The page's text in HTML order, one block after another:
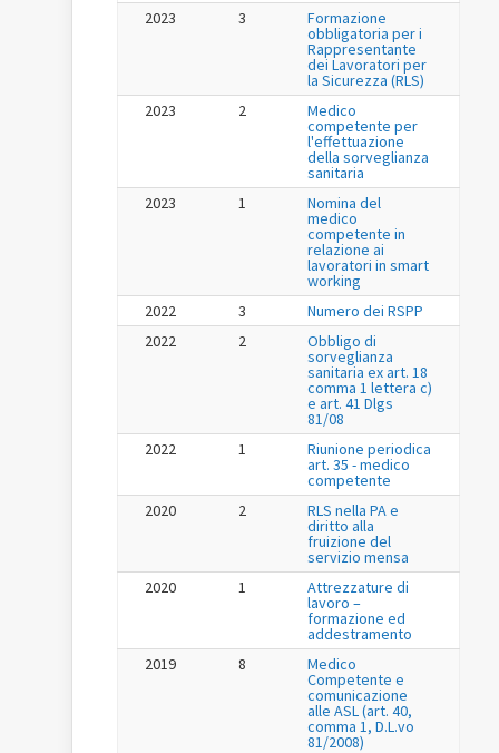
2023 3 Formazione
obbligatoria per i
Rappresentante
dei Lavoratori per
la Sicurezza (RLS)
2023
2 Medico
competente per
l'effettuazione
della sorveglianza
sanitaria
2023
1 Nomina del
medico
competente in
relazione ai
lavoratori in smart
working
2022
3
Numero dei RSPP
2022
2 Obbligo di
sorveglianza
sanitaria ex art. 18
comma 1 lettera c)
e art. 41 Dlgs
81/08
2022
1 Riunione periodica
art. 35 - medico
competente
2020
2 RLS nella PA e
diritto alla
fruizione del
servizio mensa
2020
1 Attrezzature di
lavoro –
formazione ed
addestramento
2019
8 Medico
Competente e
comunicazione
alle ASL (art. 40,
comma 1, D.L.vo
81/2008)